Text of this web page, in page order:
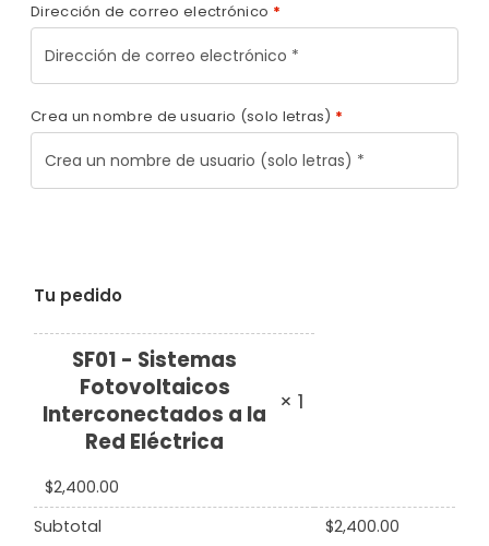
Dirección de correo electrónico *
Crea un nombre de usuario (solo letras) *
Tu pedido
SF01 - Sistemas
Fotovoltaicos
Interconectados a la
Red Eléctrica
× 1
$2,400.00
Subtotal
$2,400.00